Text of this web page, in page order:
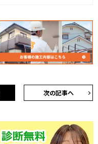
次の記事へ